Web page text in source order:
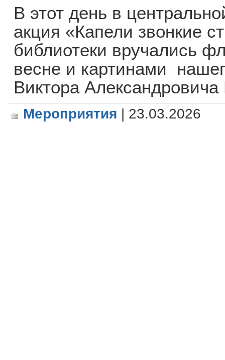
В этот день в
акция «Капели звонкие
библиотеки вручались
весне и картинами
Виктора Александровича
Мероприятия | 23.03.2026